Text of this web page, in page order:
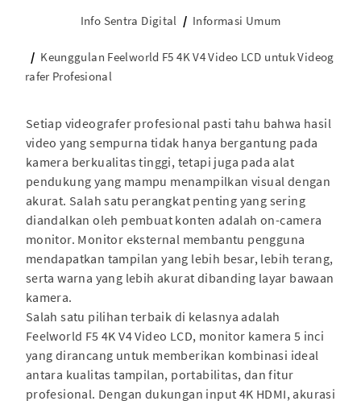
Info Sentra Digital Informasi Umum
Keunggulan Feelworld F5 4K V4 Video LCD untuk Videog
rafer Profesional
Setiap videografer profesional pasti tahu bahwa hasil
video yang sempurna tidak hanya bergantung pada
kamera berkualitas tinggi, tetapi juga pada alat
pendukung yang mampu menampilkan visual dengan
akurat. Salah satu perangkat penting yang sering
diandalkan oleh pembuat konten adalah on-camera
monitor. Monitor eksternal membantu pengguna
mendapatkan tampilan yang lebih besar, lebih terang,
serta warna yang lebih akurat dibanding layar bawaan
kamera.
Salah satu pilihan terbaik di kelasnya adalah
Feelworld F5 4K V4 Video LCD, monitor kamera 5 inci
yang dirancang untuk memberikan kombinasi ideal
antara kualitas tampilan, portabilitas, dan fitur
profesional. Dengan dukungan input 4K HDMI, akurasi